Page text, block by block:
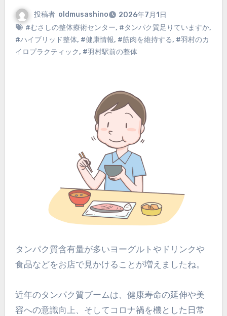
投稿者 oldmusashino
2026年7月1日
#むさしの整体療術センター, #タンパク質足りていますか,
#ハイブリッド整体, #健康情報, #筋肉を維持する, #羽村のカ
イロプラクティック, #羽村駅前の整体
タンパク質含有量が多いヨーグルトやドリンクや
食品などをお店で見かけることが増えましたね。
近年のタンパク質ブームは、健康寿命の延伸や美
容への意識向上、そしてコロナ禍を機とした日常